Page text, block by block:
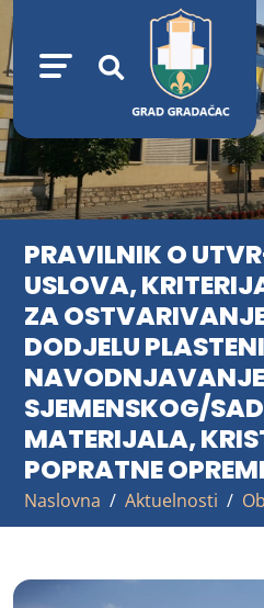
PRAVILNIK O
USLOVA,
ZA
DODJELU
SJEMENSKOG/
MATERIJALA,
POPRATNE
Naslovna Aktuelnosti